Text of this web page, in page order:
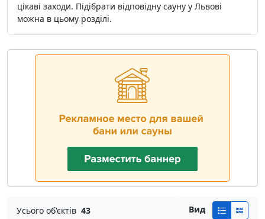
цікаві заходи. Підібрати відповідну сауну у Львові
можна в цьому розділі.
Усього об'єктів 43 Вид